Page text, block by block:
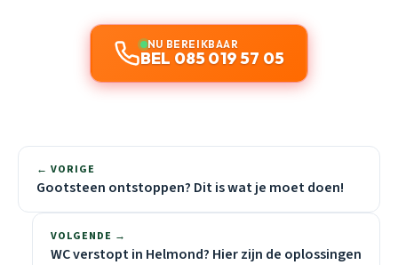
NU BEREIKBAAR
BEL 085 019 57 05
← VORIGE
Gootsteen ontstoppen? Dit is wat je moet doen!
VOLGENDE →
WC verstopt in Helmond? Hier zijn de oplossingen